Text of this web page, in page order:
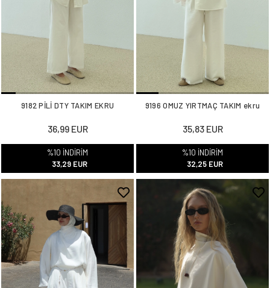
9182 PİLİ DTY TAKIM EKRU
36,99 EUR
%10 İNDİRİM
33,29 EUR
9196 OMUZ YIRTMAÇ TAKIM ekru
35,83 EUR
%10 İNDİRİM
32,25 EUR